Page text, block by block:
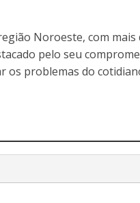
Noroeste, com mais
pelo seu
os problemas do